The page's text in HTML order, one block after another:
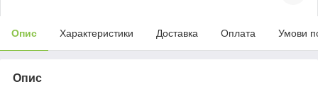
Опис Характеристики Доставка Оплата Умови
Опис